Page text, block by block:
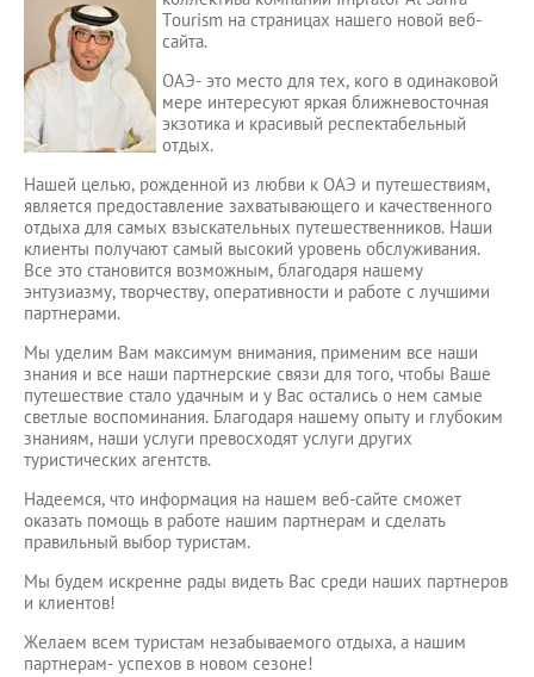
Tourism на страницах нашего новой веб-
сайта.
ОАЭ- это место для тех, кого в одинаковой
мере интересуют яркая ближневосточная
экзотика и красивый респектабельный
отдых.
Нашей целью, рожденной из любви к ОАЭ и путешествиям,
является предоставление захватывающего и качественного
отдыха для самых взыскательных путешественников. Наши
клиенты получают самый высокий уровень обслуживания.
Все это становится возможным, благодаря нашему
энтузиазму, творчеству, оперативности и работе с лучшими
партнерами.
Мы уделим Вам максимум внимания, применим все наши
знания и все наши партнерские связи для того, чтобы Ваше
путешествие стало удачным и у Вас остались о нем самые
светлые воспоминания. Благодаря нашему опыту и глубоким
знаниям, наши услуги превосходят услуги других
туристических агентств.
Надеемся, что информация на нашем веб-сайте сможет
оказать помощь в работе нашим партнерам и сделать
правильный выбор туристам.
Мы будем искренне рады видеть Вас среди наших партнеров
и клиентов!
Желаем всем туристам незабываемого отдыха, а нашим
партнерам- успехов в новом сезоне!